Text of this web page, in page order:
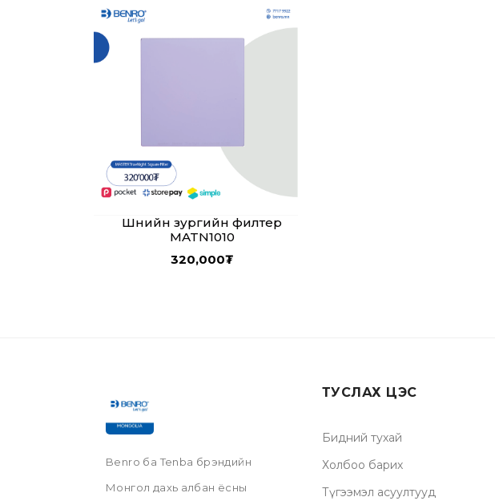
Шөнийн зургийн филтер
MATN1010
320,000₮
Benro ба Tenba брэндийн
Монгол дахь албан ёсны
ТУСЛАХ ЦЭС
Бидний тухай
Холбоо барих
Түгээмэл асуултууд